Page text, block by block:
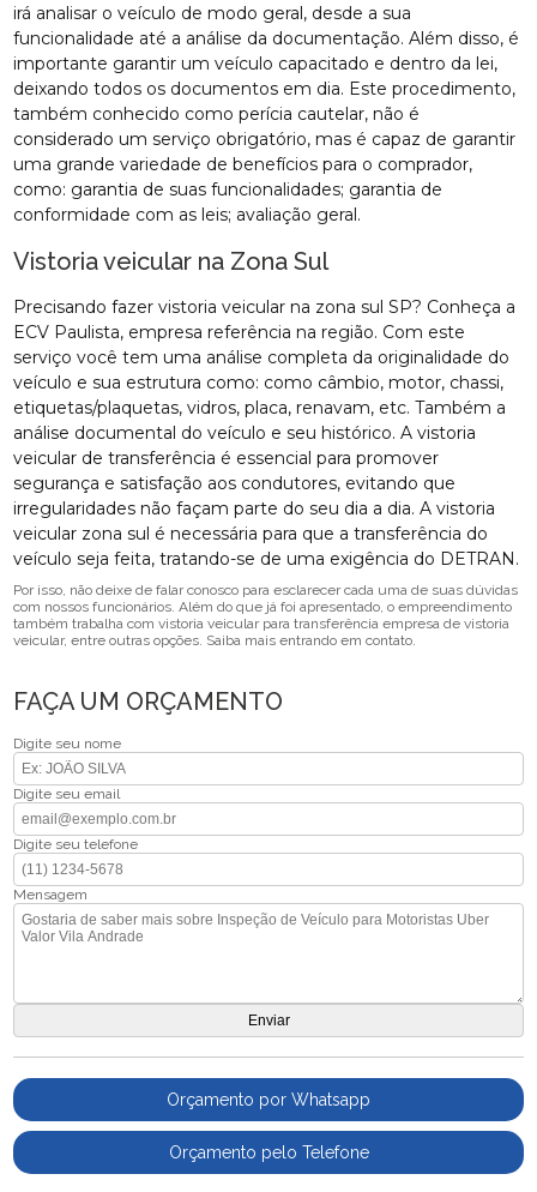
irá analisar o veículo de modo geral, desde a sua
funcionalidade até a análise da documentação. Além disso, é
importante garantir um veículo capacitado e dentro da lei,
deixando todos os documentos em dia. Este procedimento,
também conhecido como perícia cautelar, não é
considerado um serviço obrigatório, mas é capaz de garantir
uma grande variedade de benefícios para o comprador,
como: garantia de suas funcionalidades; garantia de
conformidade com as leis; avaliação geral.
Vistoria veicular na Zona Sul
Precisando fazer vistoria veicular na zona sul SP? Conheça a
ECV Paulista, empresa referência na região. Com este
serviço você tem uma análise completa da originalidade do
veículo e sua estrutura como: como câmbio, motor, chassi,
etiquetas/plaquetas, vidros, placa, renavam, etc. Também a
análise documental do veículo e seu histórico. A vistoria
veicular de transferência é essencial para promover
segurança e satisfação aos condutores, evitando que
irregularidades não façam parte do seu dia a dia. A vistoria
veicular zona sul é necessária para que a transferência do
veículo seja feita, tratando-se de uma exigência do DETRAN.
Por isso, não deixe de falar conosco para esclarecer cada uma de suas dúvidas
com nossos funcionários. Além do que já foi apresentado, o empreendimento
também trabalha com vistoria veicular para transferência empresa de vistoria
veicular, entre outras opções. Saiba mais entrando em contato.
FAÇA UM ORÇAMENTO
Digite seu nome
Digite seu email
Digite seu telefone
Mensagem
Orçamento por Whatsapp
Orçamento pelo Telefone